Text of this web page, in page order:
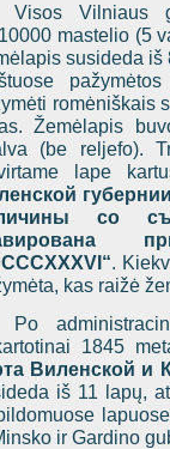
Visos Vilniaus
mastelio (5
susideda iš
romėniškais
Žemėlapis
(be reljefo).
lape
со
“.
kas raižė
Po
1845
Виленской и
iš 11 lapų,
ir Gardino